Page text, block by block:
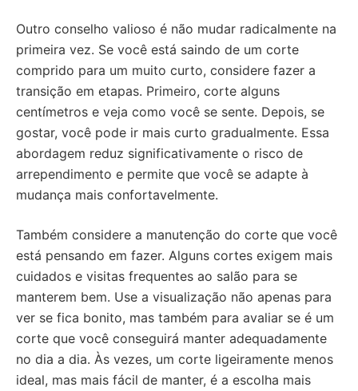
Outro conselho valioso é não mudar radicalmente na
primeira vez. Se você está saindo de um corte
comprido para um muito curto, considere fazer a
transição em etapas. Primeiro, corte alguns
centímetros e veja como você se sente. Depois, se
gostar, você pode ir mais curto gradualmente. Essa
abordagem reduz significativamente o risco de
arrependimento e permite que você se adapte à
mudança mais confortavelmente.
Também considere a manutenção do corte que você
está pensando em fazer. Alguns cortes exigem mais
cuidados e visitas frequentes ao salão para se
manterem bem. Use a visualização não apenas para
ver se fica bonito, mas também para avaliar se é um
corte que você conseguirá manter adequadamente
no dia a dia. Às vezes, um corte ligeiramente menos
ideal, mas mais fácil de manter, é a escolha mais